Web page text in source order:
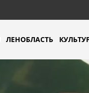
ЛЕНОБЛАСТЬ